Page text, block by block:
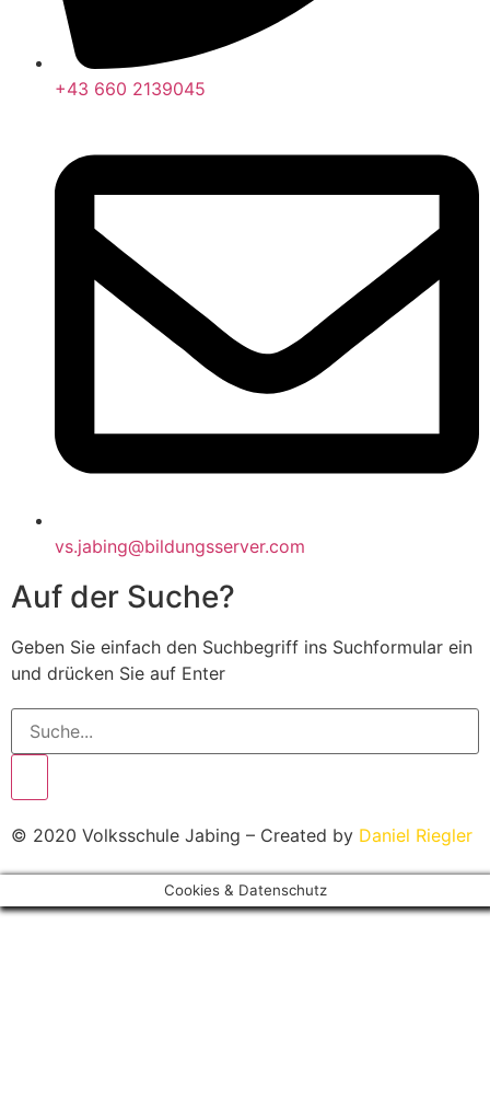
+43 660 2139045
vs.jabing@bildungsserver.com
Auf der Suche?
Geben Sie einfach den Suchbegriff ins Suchformular ein
und drücken Sie auf Enter
© 2020 Volksschule Jabing – Created by Daniel Riegler
Cookies & Datenschutz